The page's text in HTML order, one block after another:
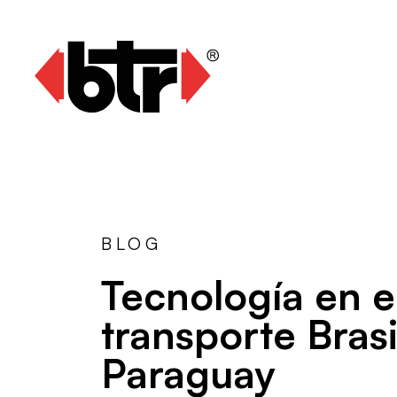
BLOG
Tecnología en
transporte
Paraguay